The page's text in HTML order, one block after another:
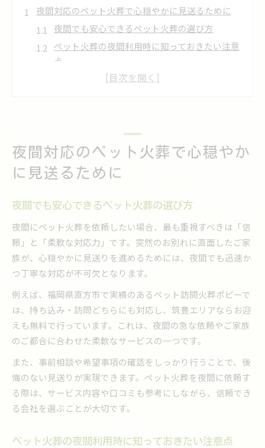
夜間対応のペット火葬で心穏やかに見送るために
夜間でも安心できるペット火葬の選び方
ペット火葬の夜間利用時に知っておきたい注意
点
家族全員で心穏やかに見送る夜間火葬の流れ
福岡県直方市で安心できるペット火葬の流れ
ペット火葬の基本的な流れと安心のポイント
直方市で利用できるペット火葬の手順解説
遺骨返骨までのペット火葬対応について説明
ペット火葬申し込みから供養までの全過程
ペット火葬を夜に依頼する際の大切なポイント
夜間ペット火葬依頼時に確認すべき対応範囲
夜間対応ペット火葬の申し込み方法と注意点
急な別れにも安心なペット火葬の夜間体制
夜間の訪問ペット火葬で大切な配慮とは
夜間サービス利用時のペット火葬Q&A
自宅に訪問する夜間ペット火葬サービスの特徴
自宅で見送る夜間訪問ペット火葬の安心感
夜間訪問型ペット火葬サービスの流れと利便性
家族とゆっくり過ごせる訪問ペット火葬の強み
夜間対応のペット火葬で心穏やか
に見送るために
夜間でも安心できるペット火葬の選び方
夜間にペット火葬を依頼したい場合、最も重視すべきは「信
頼」と「柔軟な対応力」です。突然のお別れに直面したご家
族が、心穏やかに見送りを進めるためには、夜間でも迅速か
つ丁寧な対応が不可欠となります。
例えば、福岡県直方市で実績のあるペット訪問火葬ポピーで
は、持ち込み・訪問どちらにも対応し、筑豊エリアならお迎
えも無料で行っています。これは、夜間の急な依頼やご家族
のご都合に合わせた柔軟なサービスの一つです。
また、事前相談や希望事項の確認をしっかり行うことで、後
悔のない見送りが実現できます。ペット火葬を夜間に依頼す
る際は、サービス内容や口コミも参考にしながら、信頼でき
る会社を選ぶことが大切です。
ペット火葬の夜間利用時に知っておきたい注意点